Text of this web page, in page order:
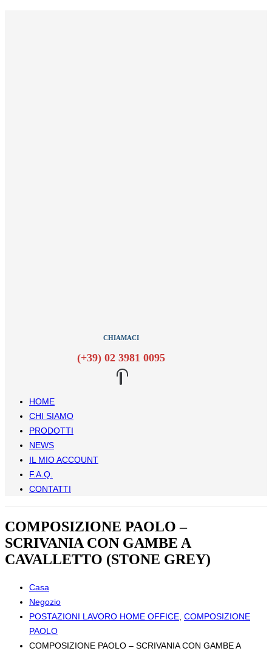
CHIAMACI
(+39) 02 3981 0095
HOME
CHI SIAMO
PRODOTTI
NEWS
IL MIO ACCOUNT
F.A.Q.
CONTATTI
COMPOSIZIONE PAOLO –
SCRIVANIA CON GAMBE A
CAVALLETTO (STONE GREY)
Casa
Negozio
POSTAZIONI LAVORO HOME OFFICE COMPOSIZIONE
PAOLO
COMPOSIZIONE PAOLO – SCRIVANIA CON GAMBE A